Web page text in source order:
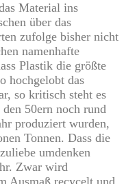
Material ins
über das
zufolge bisher nicht
namenhafte
Plastik die größte
hochgelobt das
so kritisch steht es
50ern noch rund
produziert wurden,
Tonnen. Dass die
umdenken
Zwar wird